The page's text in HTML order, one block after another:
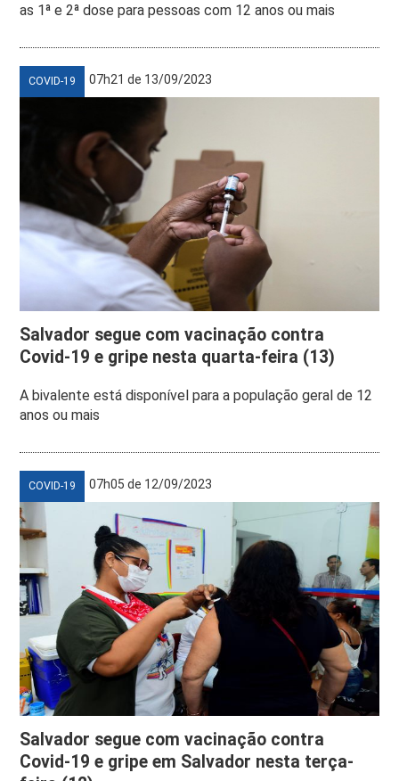
as 1ª e 2ª dose para pessoas com 12 anos ou mais
COVID-19 07h21 de 13/09/2023
Salvador segue com vacinação contra
Covid-19 e gripe nesta quarta-feira (13)
A bivalente está disponível para a população geral de 12
anos ou mais
COVID-19 07h05 de 12/09/2023
Salvador segue com vacinação contra
Covid-19 e gripe em Salvador nesta terça-